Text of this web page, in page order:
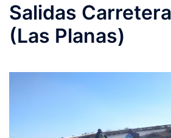
Salidas
(Las Planas)